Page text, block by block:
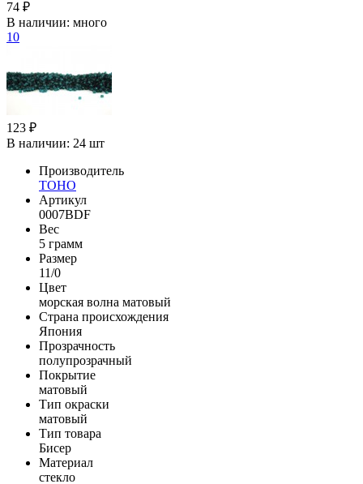
74 ₽
В наличии: много
10
123 ₽
В наличии: 24 шт
Производитель
TOHO
Артикул
0007BDF
Вес
5 грамм
Размер
11/0
Цвет
морская волна матовый
Страна происхождения
Япония
Прозрачность
полупрозрачный
Покрытие
матовый
Тип окраски
матовый
Тип товара
Бисер
Материал
стекло